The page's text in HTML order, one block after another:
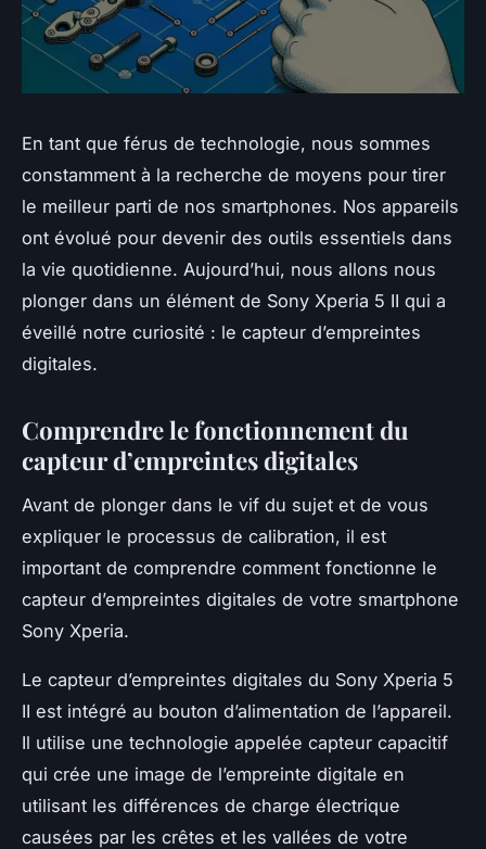
En tant que férus de technologie, nous sommes
constamment à la recherche de moyens pour tirer
le meilleur parti de nos smartphones. Nos appareils
ont évolué pour devenir des outils essentiels dans
la vie quotidienne. Aujourd’hui, nous allons nous
plonger dans un élément de Sony Xperia 5 II qui a
éveillé notre curiosité : le capteur d’empreintes
digitales.
Comprendre le fonctionnement du
capteur d’empreintes digitales
Avant de plonger dans le vif du sujet et de vous
expliquer le processus de calibration, il est
important de comprendre comment fonctionne le
capteur d’empreintes digitales de votre smartphone
Sony Xperia.
Le capteur d’empreintes digitales du Sony Xperia 5
II est intégré au bouton d’alimentation de l’appareil.
Il utilise une technologie appelée capteur capacitif
qui crée une image de l’empreinte digitale en
utilisant les différences de charge électrique
causées par les crêtes et les vallées de votre